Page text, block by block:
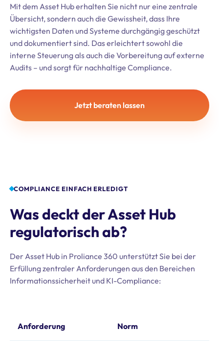
Mit dem Asset Hub erhalten Sie nicht nur eine zentrale
Übersicht, sondern auch die Gewissheit, dass Ihre
wichtigsten Daten und Systeme durchgängig geschützt
und dokumentiert sind. Das erleichtert sowohl die
interne Steuerung als auch die Vorbereitung auf externe
Audits – und sorgt für nachhaltige Compliance.
Jetzt beraten lassen
COMPLIANCE EINFACH ERLEDIGT
Was deckt der Asset Hub
regulatorisch ab?
Der Asset Hub in Proliance 360 unterstützt Sie bei der
Erfüllung zentraler Anforderungen aus den Bereichen
Informationssicherheit und KI-Compliance:
Anforderung Norm